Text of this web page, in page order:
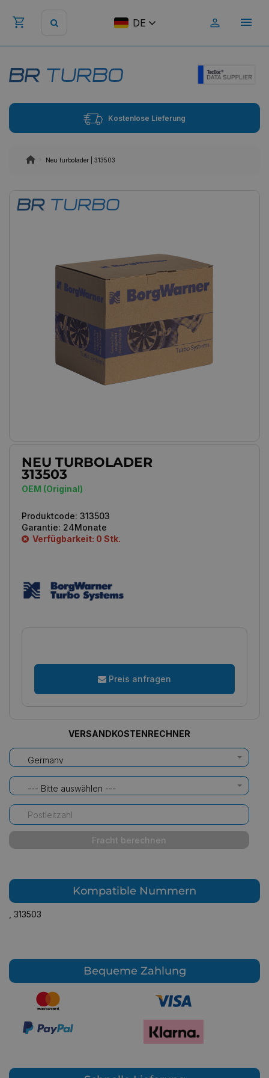
DE
Kostenlose Lieferung
Neu turbolader | 313503
NEU TURBOLADER
313503
OEM (Original)
Produktcode: 313503
Garantie: 24Monate
Verfügbarkeit: 0 Stk.
Preis anfragen
VERSANDKOSTENRECHNER
Germany
--- Bitte auswählen ---
Fracht berechnen
Kompatible Nummern
313503
Bequeme Zahlung